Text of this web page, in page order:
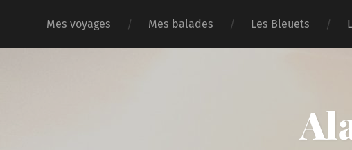
Mes voyages Mes balades Les Bleuets